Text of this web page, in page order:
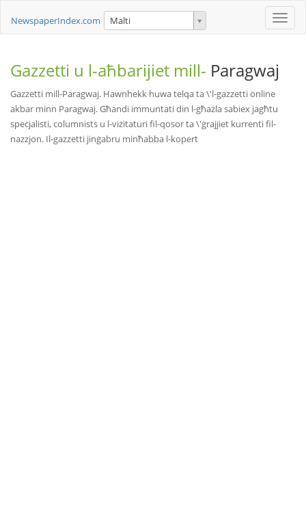
Toggle
NewspaperIndex.com Malti
Gazzetti u l-aħbarijiet mill- Paragwaj
Gazzetti mill-Paragwaj. Hawnhekk huwa telqa ta \'l-gazzetti online
akbar minn Paragwaj. Għandi immuntati din l-għażla sabiex jagħtu
speċjalisti, columnists u l-viżitaturi fil-qosor ta \'ġrajjiet kurrenti fil-
nazzjon. Il-gazzetti jinġabru minħabba l-kopert